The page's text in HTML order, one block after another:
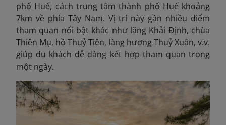
phố Huế, cách trung tâm thành phố Huế khoảng
7km về phía Tây Nam. Vị trí này gần nhiều điểm
tham quan nổi bật khác như lăng Khải Định, chùa
Thiên Mụ, hồ Thuỷ Tiên, làng hương Thuỷ Xuân, v.v.
giúp du khách dễ dàng kết hợp tham quan trong
một ngày.